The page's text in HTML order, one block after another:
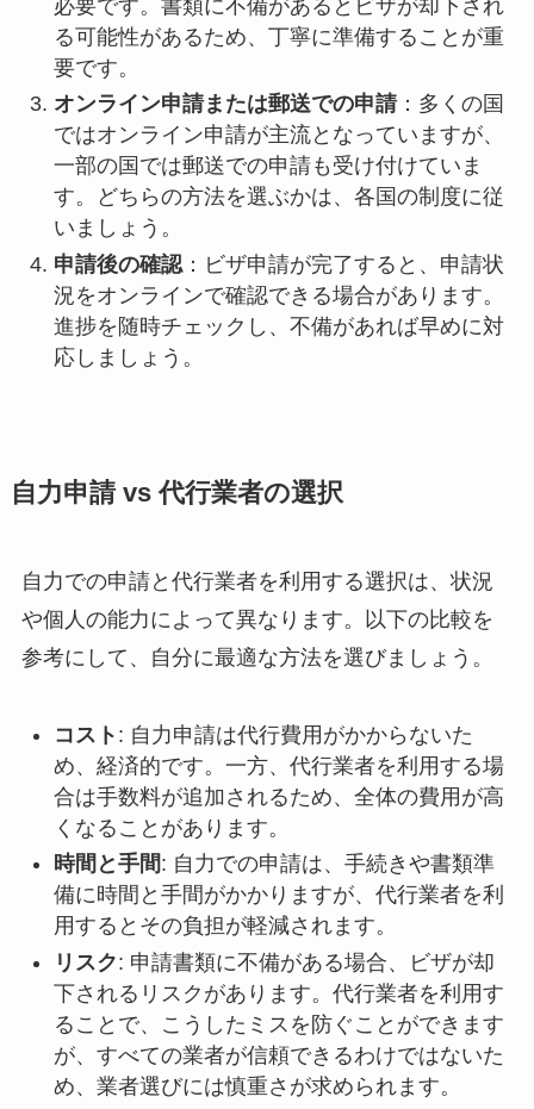
必要です。書類に不備があるとビザが却下され
る可能性があるため、丁寧に準備することが重
要です。
オンライン申請または郵送での申請：多くの国
ではオンライン申請が主流となっていますが、
一部の国では郵送での申請も受け付けていま
す。どちらの方法を選ぶかは、各国の制度に従
いましょう。
申請後の確認：ビザ申請が完了すると、申請状
況をオンラインで確認できる場合があります。
進捗を随時チェックし、不備があれば早めに対
応しましょう。
自力申請 vs 代行業者の選択
自力での申請と代行業者を利用する選択は、状況
や個人の能力によって異なります。以下の比較を
参考にして、自分に最適な方法を選びましょう。
コスト : 自力申請は代行費用がかからないた
め、経済的です。一方、代行業者を利用する場
合は手数料が追加されるため、全体の費用が高
くなることがあります。
時間と手間: 自力での申請は、手続きや書類準
備に時間と手間がかかりますが、代行業者を利
用するとその負担が軽減されます。
リスク: 申請書類に不備がある場合、ビザが却
下されるリスクがあります。代行業者を利用す
ることで、こうしたミスを防ぐことができます
が、すべての業者が信頼できるわけではないた
め、業者選びには慎重さが求められます。